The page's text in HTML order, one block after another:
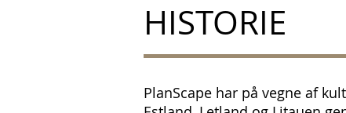
HISTORIE
PlanScape har på vegne af